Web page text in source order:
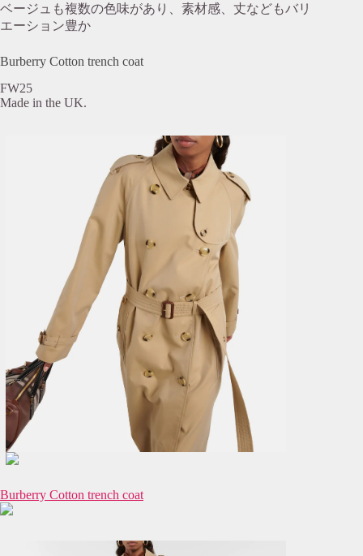
ベージュも複数の色味があり、素材感、丈などもバリ
エーション豊か
Burberry Cotton trench coat
FW25
Made in the UK.
Burberry Cotton trench coat